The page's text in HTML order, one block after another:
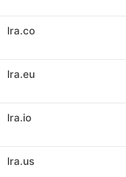
lra.co
lra.eu
lra.io
lra.us